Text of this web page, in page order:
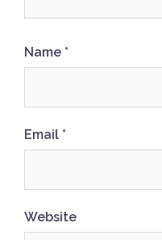
Name *
Email *
Website